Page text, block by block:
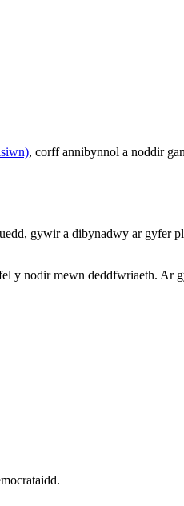
, corff annibynnol a noddir
gywir a dibynadwy ar gyfer
nodir mewn deddfwriaeth. Ar